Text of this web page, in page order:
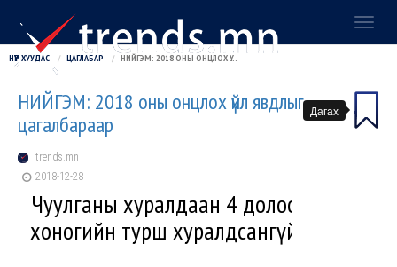
НҮҮР ХУУДАС ЦАГЛАБАР НИЙГЭМ: 2018 ОНЫ ОНЦЛОХ ҮЙЛ ЯВДЛЫГ ЦАГАЛБАРААР
Дагах
НИЙГЭМ: 2018 оны онцлох үйл явдлыг
цагалбараар
trends.mn
2018-12-28
Чуулганы хуралдаан 4 долоо
хоногийн турш хуралдсангүй